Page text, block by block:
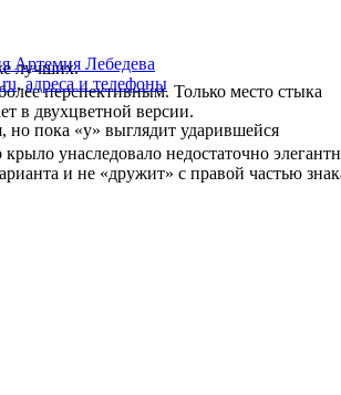
лучших.
перспективным. Только место стыка
в двухцветной версии.
но пока «у» выглядит ударившейся
унаследовало недостаточно
и не «дружит» с правой частью
Артемия Лебедева
, адреса и телефоны